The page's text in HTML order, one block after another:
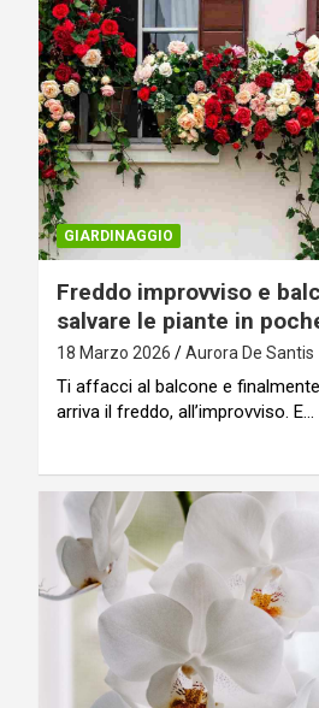
GIARDINAGGIO
Freddo improvviso e
salvare le piante in
18 Marzo 2026 Aurora De Santis
Ti affacci al balcone e
arriva il freddo, all’improvviso. E…